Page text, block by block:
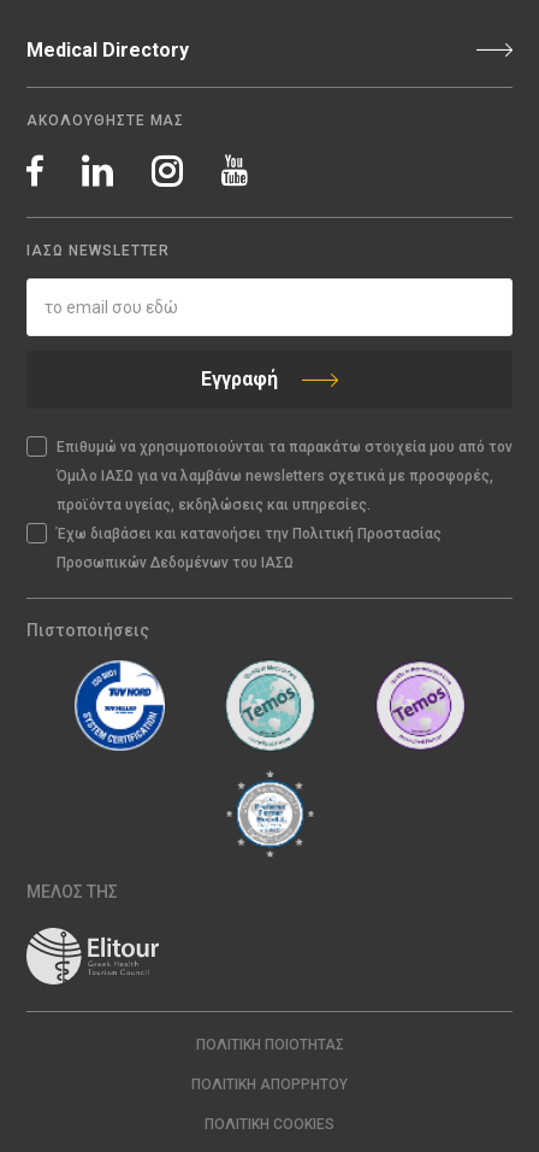
Medical Directory
ΑΚΟΛΟΥΘΗΣΤΕ ΜΑΣ
ΙΑΣΩ NEWSLETTER
Εγγραφή
Επιθυμώ να χρησιμοποιούνται τα παρακάτω στοιχεία μου από τον
Όμιλο ΙΑΣΩ για να λαμβάνω newsletters σχετικά με προσφορές,
προϊόντα υγείας, εκδηλώσεις και υπηρεσίες.
Έχω διαβάσει και κατανοήσει την Πολιτική Προστασίας
Προσωπικών Δεδομένων του ΙΑΣΩ
Πιστοποιήσεις
ΜΕΛΟΣ ΤΗΣ
ΠΟΛΙΤΙΚΉ ΠΟΙΌΤΗΤΑΣ
ΠΟΛΙΤΙΚΉ ΑΠΟΡΡΉΤΟΥ
ΠΟΛΙΤΙΚΉ COOKIES